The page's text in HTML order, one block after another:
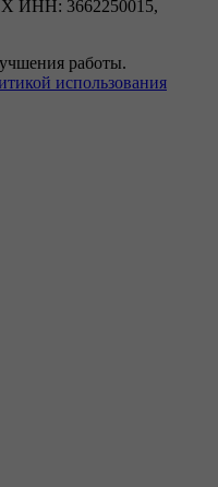
ИНН: 3662250015,
работы.
использования